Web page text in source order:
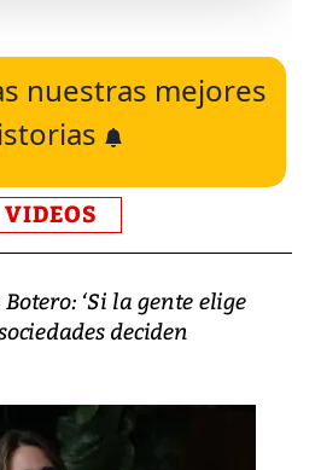
nuestras mejores
VIDEOS
‘Si la gente elige
deciden